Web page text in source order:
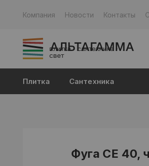
Компания Новости Контакты
плитка · сантехника ·
свет
Плитка Сантехника
Фуга CE 40,